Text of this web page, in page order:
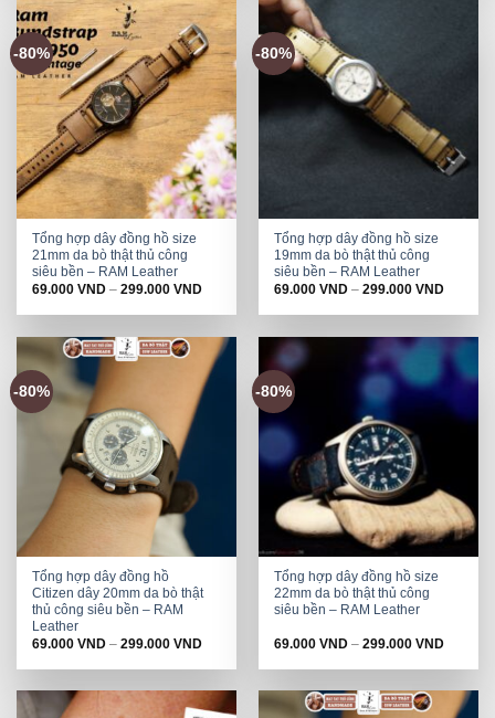
-80%
Tổng hợp dây đồng hồ size
21mm da bò thật thủ công
siêu bền – RAM Leather
69.000VND –299.000VND
-80%
Tổng hợp dây đồng hồ size
19mm da bò thật thủ công
siêu bền – RAM Leather
69.000VND –299.000VND
-80%
Tổng hợp dây đồng hồ
Citizen dây 20mm da bò thật
thủ công siêu bền – RAM
Leather
69.000VND –299.000VND
-80%
Tổng hợp dây đồng hồ size
22mm da bò thật thủ công
siêu bền – RAM Leather
69.000VND –299.000VND